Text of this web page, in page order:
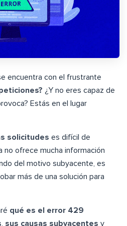
encuentra con el frustrante
¿Y no eres capaz de
Estás en el lugar
solicitudes es difícil de
no ofrece mucha información
del motivo subyacente, es
más de una solución para
qué es el error 429
, sus causas subyacentes y